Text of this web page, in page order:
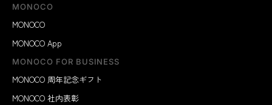
MONOCO
MONOCO
MONOCO App
MONOCO FOR BUSINESS
MONOCO 周年記念ギフト
MONOCO 社内表彰